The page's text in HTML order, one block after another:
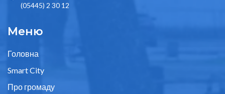
(05445) 2 30 12
Меню
Головна
Smart City
Про громаду